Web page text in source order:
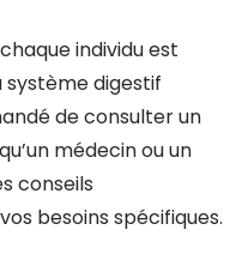
individu est
système digestif
de consulter un
médecin ou un
conseils
besoins spécifiques.